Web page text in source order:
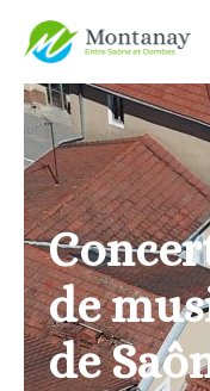
Aller au contenu
de
de